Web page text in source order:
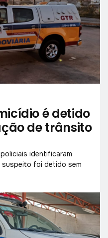
é detido
de trânsito
identificaram
suspeito foi detido sem